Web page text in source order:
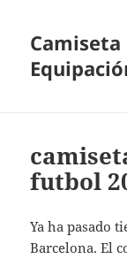
Camiseta
futbol
Ya ha pasado
Barcelona. El